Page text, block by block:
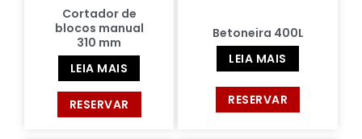
Cortador de
blocos manual
310 mm
LEIA MAIS
RESERVAR
Betoneira 400L
LEIA MAIS
RESERVAR